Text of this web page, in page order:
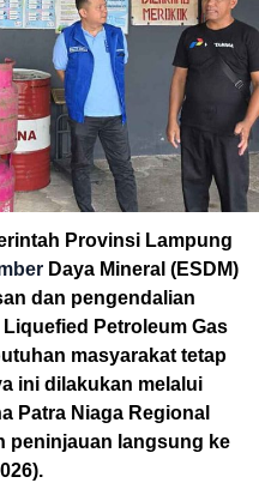
Provinsi Lampung
Daya Mineral (ESDM)
dan pengendalian
Petroleum Gas
masyarakat tetap
ini dilakukan melalui
Patra Niaga Regional
peninjauan langsung ke